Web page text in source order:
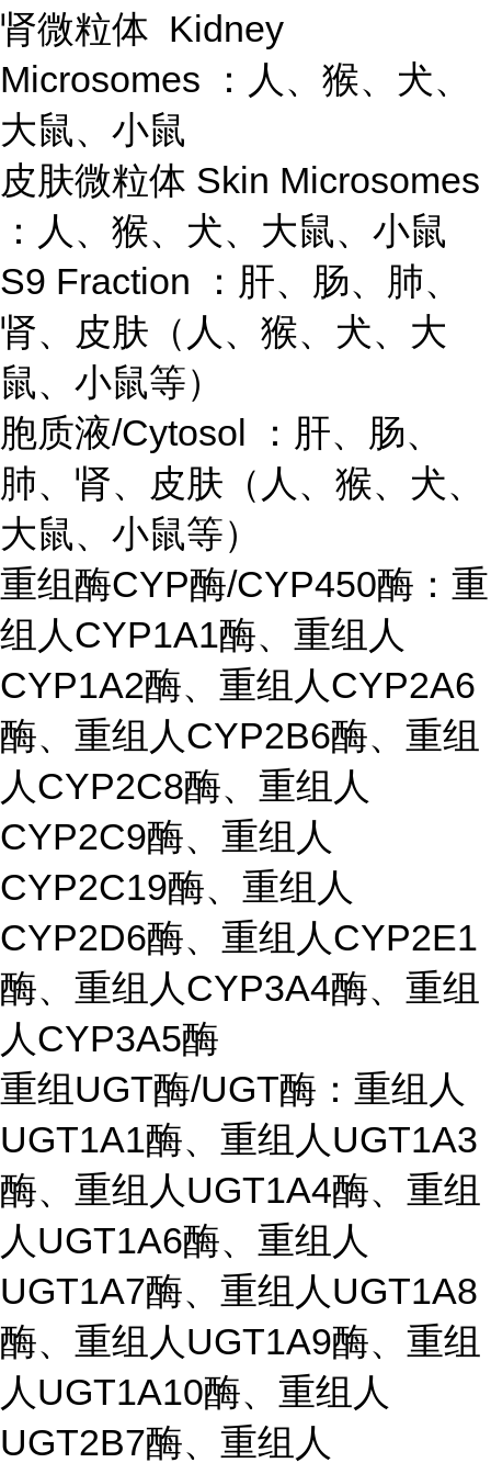
肾微粒体 Kidney
Microsomes ：人、猴、犬、
大鼠、小鼠
皮肤微粒体 Skin Microsomes
：人、猴、犬、大鼠、小鼠
S9 Fraction ：肝、肠、肺、
肾、皮肤（人、猴、犬、大
鼠、小鼠等）
胞质液/Cytosol ：肝、肠、
肺、肾、皮肤（人、猴、犬、
大鼠、小鼠等）
重组酶CYP酶/CYP450酶：重
组人CYP1A1酶、重组人
CYP1A2酶、重组人CYP2A6
酶、重组人CYP2B6酶、重组
人CYP2C8酶、重组人
CYP2C9酶、重组人
CYP2C19酶、重组人
CYP2D6酶、重组人CYP2E1
酶、重组人CYP3A4酶、重组
人CYP3A5酶
重组UGT酶/UGT酶：重组人
UGT1A1酶、重组人UGT1A3
酶、重组人UGT1A4酶、重组
人UGT1A6酶、重组人
UGT1A7酶、重组人UGT1A8
酶、重组人UGT1A9酶、重组
人UGT1A10酶、重组人
UGT2B7酶、重组人